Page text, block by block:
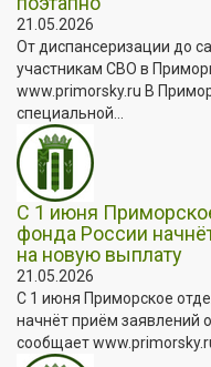
21.05.2026
От диспансеризации до
участникам СВО в
www.primorsky.ru В
специальной...
С 1 июня
фонда России
на новую выплату
21.05.2026
С 1 июня Приморское
начнёт приём заявлений
сообщает